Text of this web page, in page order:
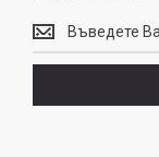
Винаги
може
да
отпишете!